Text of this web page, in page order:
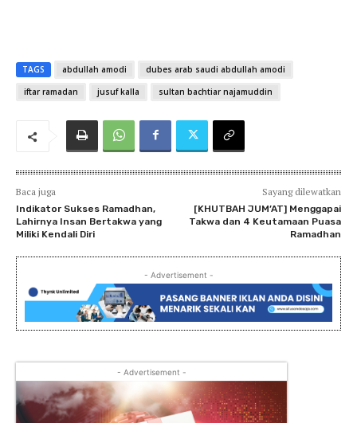
TAGS abdullah amodi
dubes arab saudi abdullah amodi
iftar ramadan
jusuf kalla sultan bachtiar najamuddin
Baca juga
Indikator Sukses Ramadhan,
Lahirnya Insan Bertakwa yang
Miliki Kendali Diri
Sayang dilewatkan
[KHUTBAH JUM’AT] Menggapai
Takwa dan 4 Keutamaan Puasa
Ramadhan
- Advertisement -
- Advertisement -